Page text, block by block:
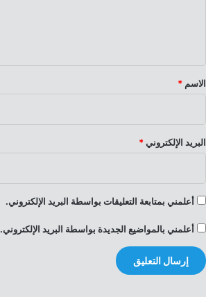
*
الاسم *
البريد الإلكتروني *
أعلمني بمتابعة التعليقات بواسطة البريد الإلكتروني.
أعلمني بالمواضيع الجديدة بواسطة البريد الإلكتروني.